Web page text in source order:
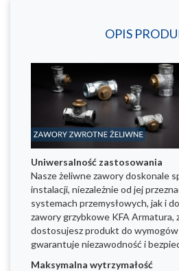
OPIS
Uniwersalność zastosowania
Nasze żeliwne zawory doskonale
instalacji, niezależnie od jej
systemach przemysłowych, jak i
zawory grzybkowe KFA Armatura,
dostosujesz produkt do
gwarantuje niezawodność i
Maksymalna wytrzymałość